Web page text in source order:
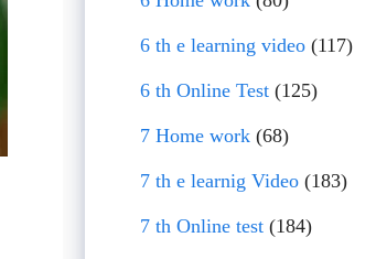
6 th e learning video(117)
6 th Online Test(125)
7 Home work(68)
7 th e learnig Video(183)
7 th Online test(184)